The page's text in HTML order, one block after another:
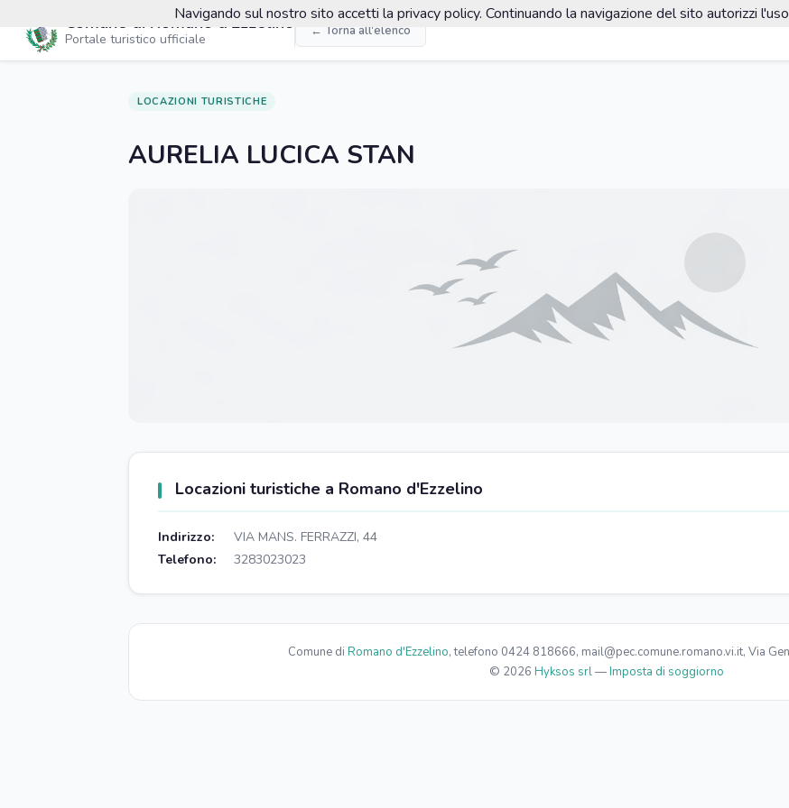
Comune di Romano d'Ezzelino
Portale turistico ufficiale
← Torna all'elenco
LOCAZIONI TURISTICHE
AURELIA LUCICA STAN
Locazioni turistiche a Romano d'Ezzelino
Indirizzo:
VIA MANS. FERRAZZI, 44
Telefono:
3283023023
Comune di Romano d'Ezzelino, telefono 0424 818666, mail@pec.comune.romano.vi.it, Via
© 2026 Hyksos srl—Imposta di soggiorno
Navigando sul nostro sito accetti la privacy policy. Continuando la navigazione del sito autorizzi